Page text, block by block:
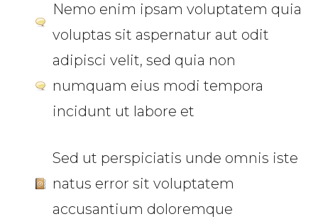
Nemo enim ipsam voluptatem quia
voluptas sit aspernatur aut odit
adipisci velit, sed quia non
numquam eius modi tempora
incidunt ut labore et
Sed ut perspiciatis unde omnis iste
natus error sit voluptatem
accusantium doloremque